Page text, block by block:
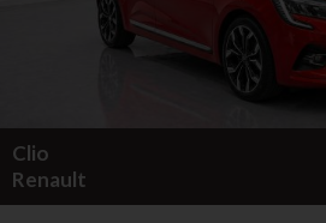
Clio
Renault